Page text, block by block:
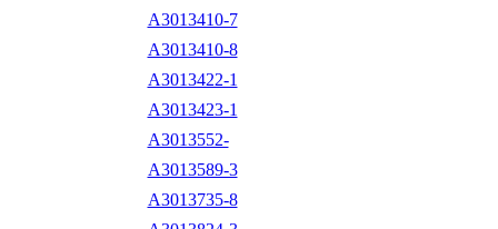
A3013410-7
A3013410-8
A3013422-1
A3013423-1
A3013552-
A3013589-3
A3013735-8